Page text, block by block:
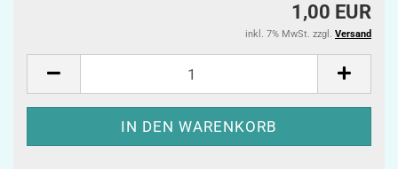
1,00 EUR
inkl. 7% MwSt. zzgl. Versand